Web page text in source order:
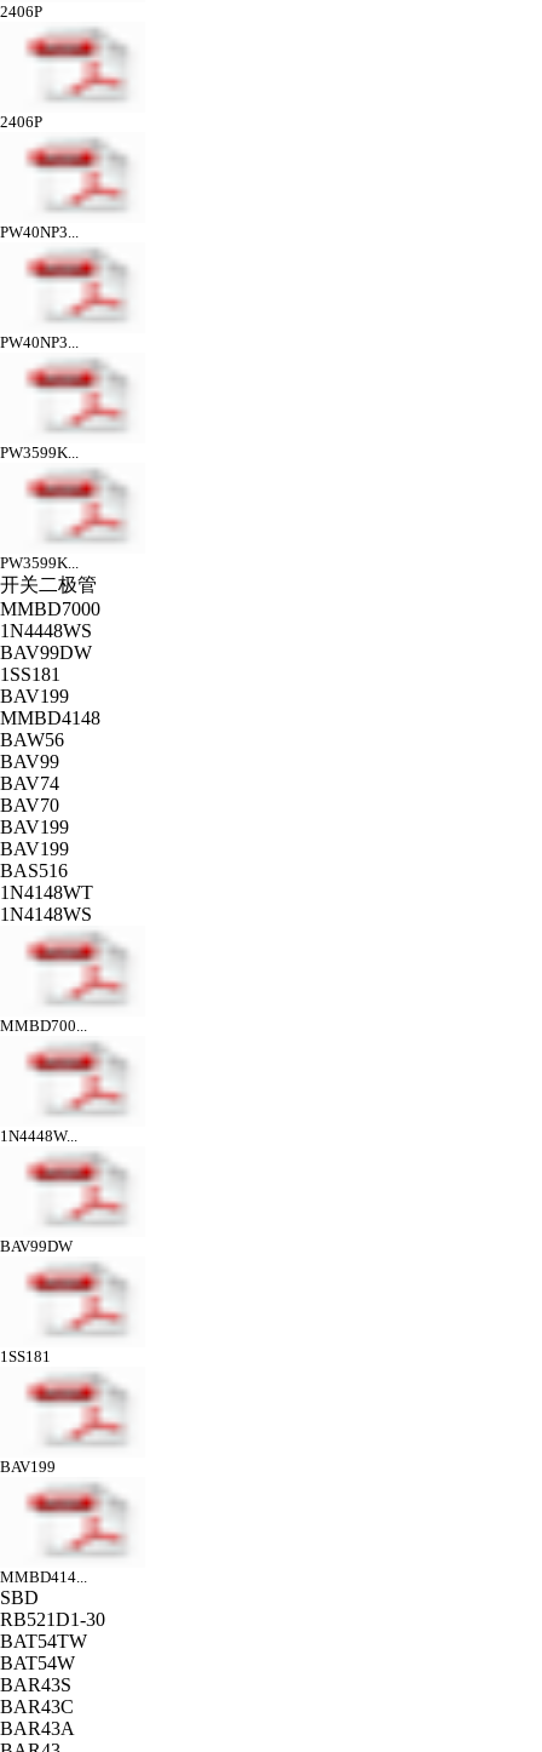
2406P
2406P
PW40NP3...
PW40NP3...
PW3599K...
PW3599K...
开关二极管
MMBD7000
1N4448WS
BAV99DW
1SS181
BAV199
MMBD4148
BAW56
BAV99
BAV74
BAV70
BAV199
BAV199
BAS516
1N4148WT
1N4148WS
MMBD700...
1N4448W...
BAV99DW
1SS181
BAV199
MMBD414...
SBD
RB521D1-30
BAT54TW
BAT54W
BAR43S
BAR43C
BAR43A